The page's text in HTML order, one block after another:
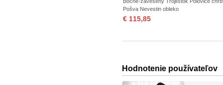
Pošva Nevestin obleko
€ 115,85
Hodnotenie používateľov